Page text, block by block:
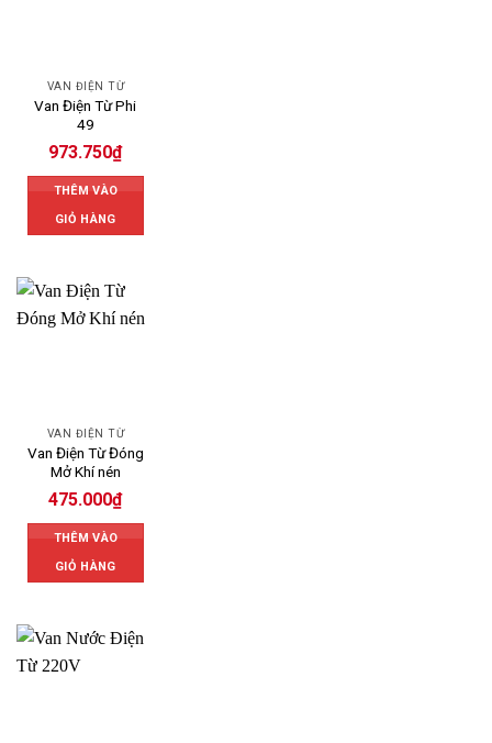
VAN ĐIỆN TỪ
Van Điện Từ Phi
49
973.750₫
THÊM VÀO
GIỎ HÀNG
VAN ĐIỆN TỪ
Van Điện Từ Đóng
Mở Khí nén
475.000₫
THÊM VÀO
GIỎ HÀNG